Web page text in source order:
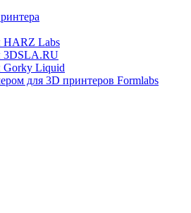
Labs
3DSLA.RU
Liquid
для 3D принтеров Formlabs